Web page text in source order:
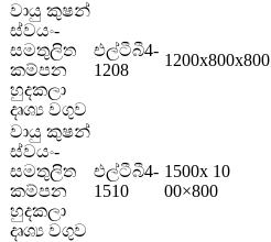
වායු කුෂන්
ස්වයං-
සමතුලිත
කම්පන
හුදකලා
දෘශ්‍ය වගුව
එල්ටීබී4-
1208
1200x800x800
වායු කුෂන්
ස්වයං-
සමතුලිත
කම්පන
හුදකලා
දෘශ්‍ය වගුව
එල්ටීබී4-
1510
1500x 10
00×800